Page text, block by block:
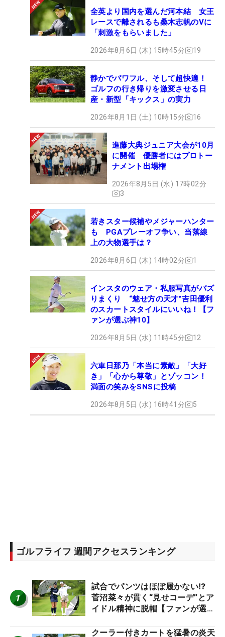
全英より国内を選んだ河本結 女王
レースで離されるも桑木志帆のVに
「刺激をもらいました」
2026年8月6日 (木) 15時45分 19
静かでパワフル、そして超快適！
ゴルフの行き帰りを激変させる日
産・新型「キックス」の実力
2026年8月1日 (土) 10時15分 16
進藤大典ジュニア大会が10月
に開催 優勝者にはプロトー
ナメント出場権
2026年8月5日 (水) 17時02分
3
若きスター候補やメジャーハンター
も PGAプレーオフ争い、当落線
上の大物選手は？
2026年8月6日 (木) 14時02分 1
インスタのウェア・私服写真がバズ
りまくり “魅せ方の天才”吉田優利
のスカートスタイルにいいね！【フ
ァンが選ぶ神10】
2026年8月5日 (水) 11時45分 12
六車日那乃「本当に素敵」「大好
き」「心から尊敬」とゾッコン！
満面の笑みをSNSに投稿
2026年8月5日 (水) 16時41分 5
ゴルフライフ 週間アクセスランキング
1
試合でパンツはほぼ履かない⁉
菅沼菜々が貫く“見せコーデ”とア
イドル精神に脱帽【ファンが選ぶ
クーラー付きカートを猛暑の炎天